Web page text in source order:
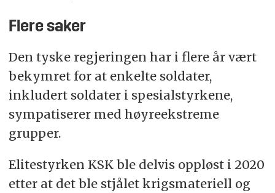
Flere saker
Den tyske regjeringen har i flere år vært
bekymret for at enkelte soldater,
inkludert soldater i spesialstyrkene,
sympatiserer med høyreekstreme
grupper.
Elitestyrken KSK ble delvis oppløst i 2020
etter at det ble stjålet krigsmateriell og